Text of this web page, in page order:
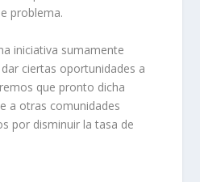
problema.
iniciativa sumamente
ciertas oportunidades a
que pronto dicha
a otras comunidades
por disminuir la tasa de